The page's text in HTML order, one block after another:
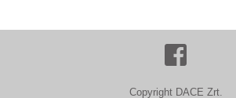
Copyright DACE Zrt.